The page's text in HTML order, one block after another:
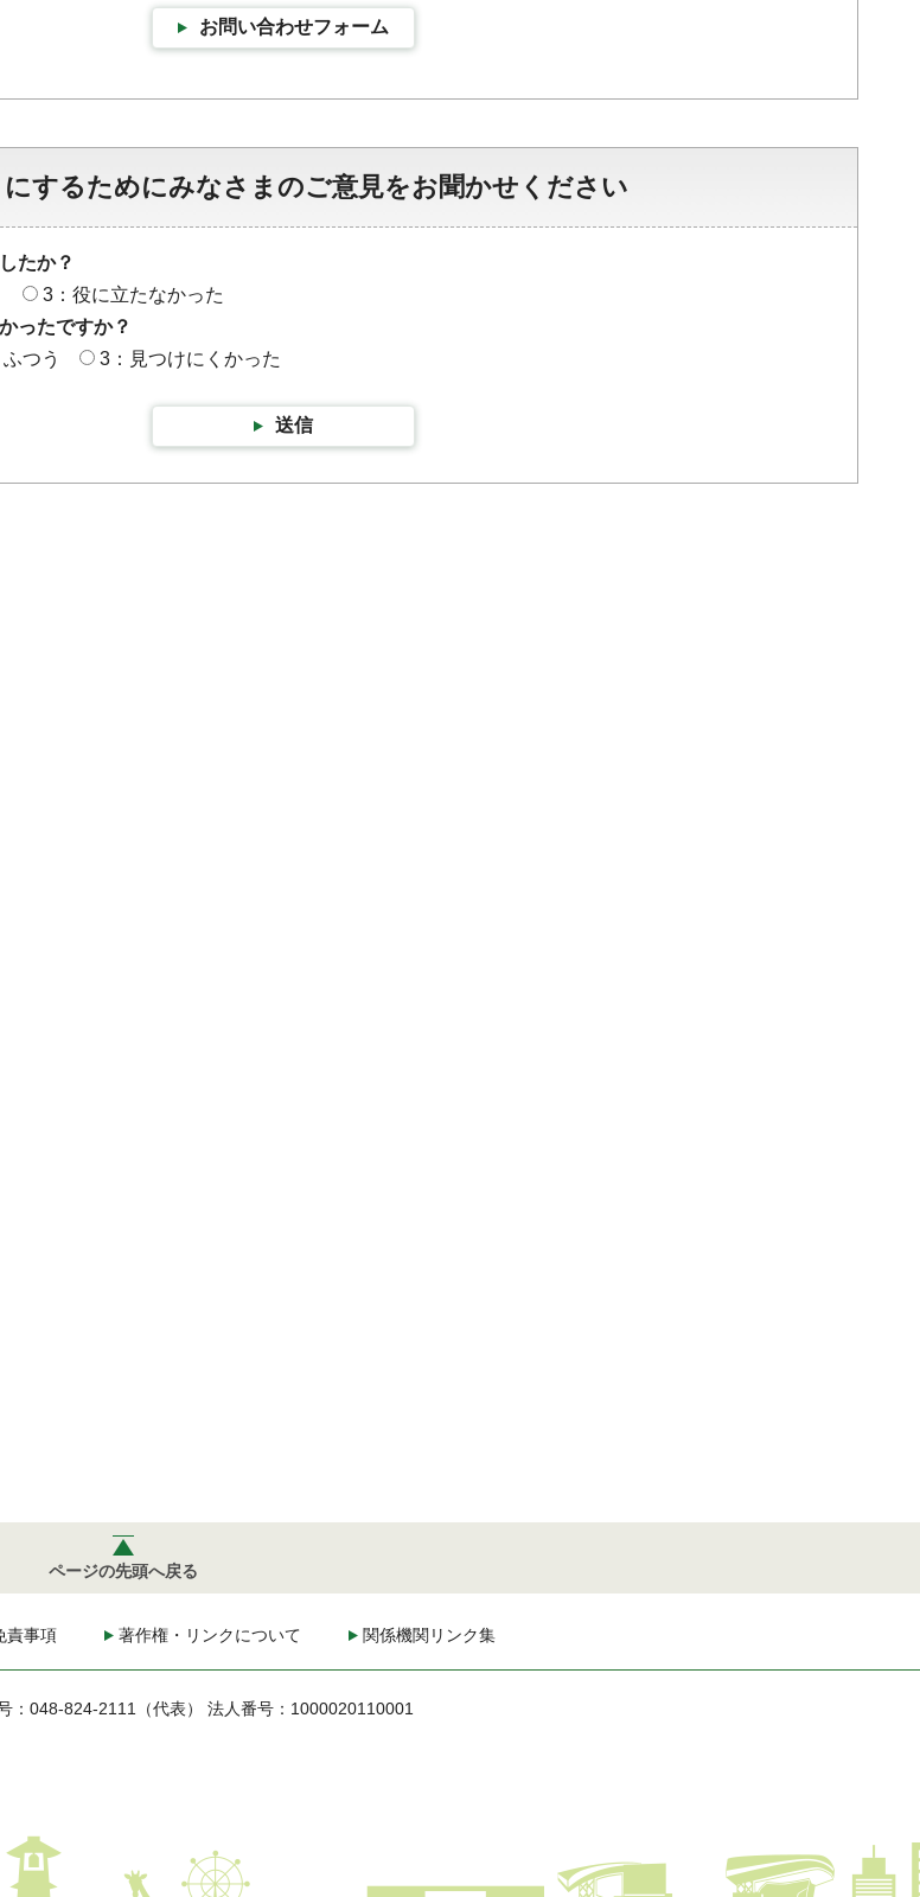
お問い合わせフォーム
するためにみなさまのご意見をお聞かせください
たか？
3：役に立たなかった
ったですか？
つう 3：見つけにくかった
送信
ページの先頭へ戻る
責事項 著作権・リンクについて 関係機関リンク集
：048-824-2111（代表） 法人番号：1000020110001